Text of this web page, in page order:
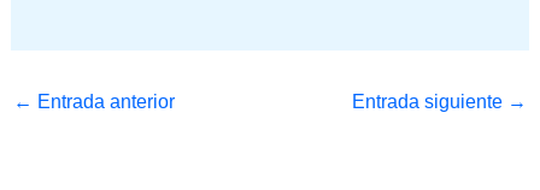
← Entrada anterior Entrada siguiente →